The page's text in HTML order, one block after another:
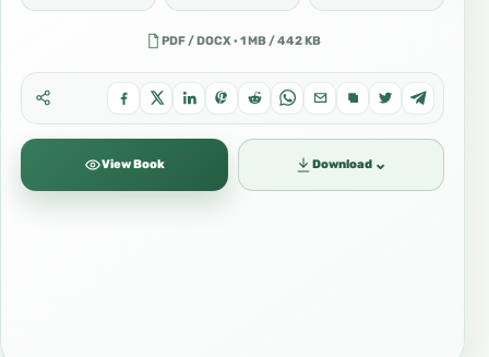
PDF / DOCX · 1 MB / 442 KB
View Book Download ⌄